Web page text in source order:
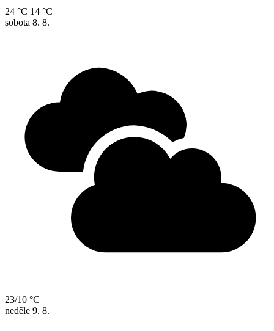
24 °C 14 °C
sobota 8. 8.
23/10 °C
neděle 9. 8.